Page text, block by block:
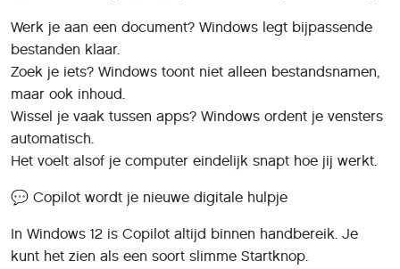
Werk je aan een document? Windows legt bijpassende
bestanden klaar.
Zoek je iets? Windows toont niet alleen bestandsnamen,
maar ook inhoud.
Wissel je vaak tussen apps? Windows ordent je vensters
automatisch.
Het voelt alsof je computer eindelijk snapt hoe jij werkt.
💬 Copilot wordt je nieuwe digitale hulpje
In Windows 12 is Copilot altijd binnen handbereik. Je
kunt het zien als een soort slimme Startknop.